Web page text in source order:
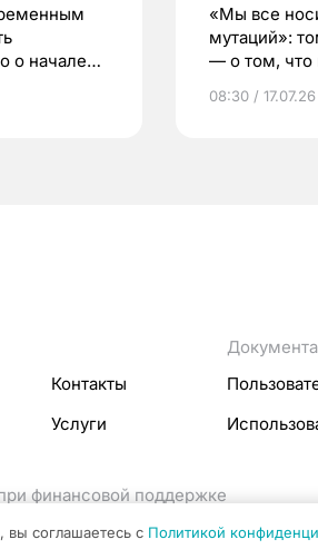
о начале
«Мы все
мутаций»:
— о том, что
08:30 / 17.07.26
Контакты
Услуги
финансовой поддержке
вы соглашаетесь с Политикой